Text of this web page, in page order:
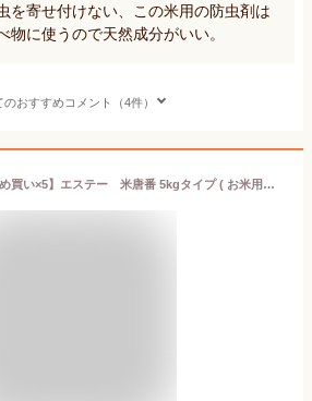
を寄せ付けない、この米用の防虫剤は
物に使うので天然成分がいい。
のおすすめコメント（4件）
【送料無料・まとめ買い×5】エステー 米唐番 5kgタイプ ( お米用防虫剤 ) ×5点セット ( 4901070907212 )